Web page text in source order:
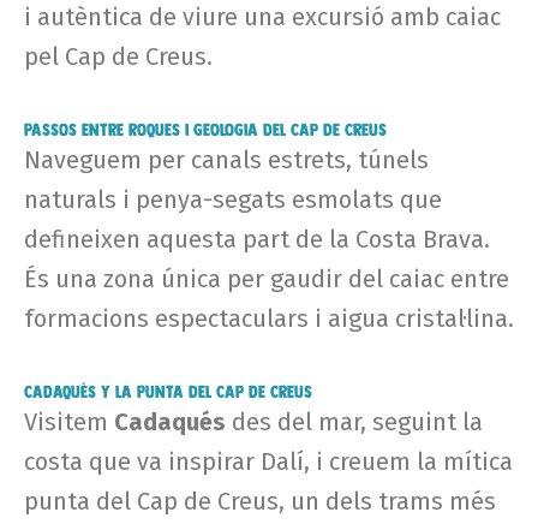
i autèntica de viure una excursió amb caiac
pel Cap de Creus.
Passos entre roques i geologia del Cap de Creus
Naveguem per canals estrets, túnels
naturals i penya-segats esmolats que
defineixen aquesta part de la Costa Brava.
És una zona única per gaudir del caiac entre
formacions espectaculars i aigua cristal·lina.
Cadaqués y la Punta del Cap de Creus
Visitem Cadaqués des del mar, seguint la
costa que va inspirar Dalí, i creuem la mítica
punta del Cap de Creus, un dels trams més